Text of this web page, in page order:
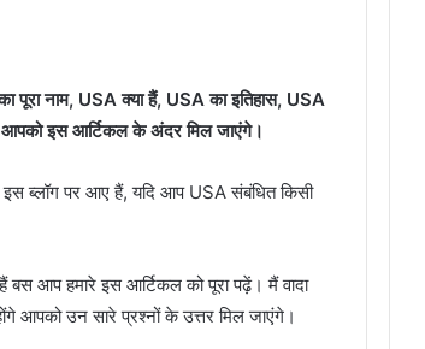
नाम, USA क्या हैं, USA का इतिहास, USA
आपको इस आर्टिकल के अंदर मिल जाएंगे।
ब्लॉग पर आए हैं, यदि आप USA संबंधित किसी
बस आप हमारे इस आर्टिकल को पूरा पढ़ें।मैं वादा
आपको उन सारे प्रश्नों के उत्तर मिल जाएंगे।